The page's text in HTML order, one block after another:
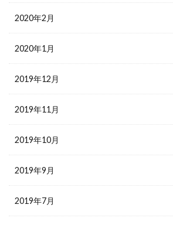
2020年2月
2020年1月
2019年12月
2019年11月
2019年10月
2019年9月
2019年7月